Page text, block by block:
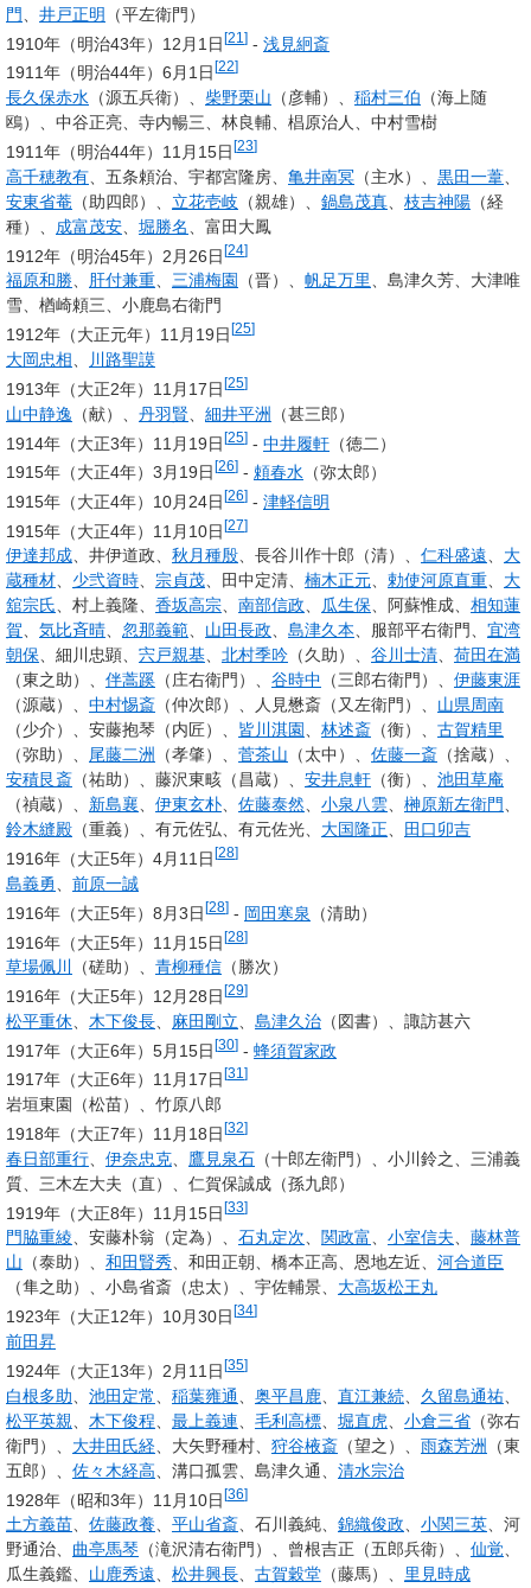
門
井戸正明
（平左衛門）
1910年（明治43年）12月1日[21 ] - 浅見絅斎
1911年（明治44年）6月1日 [22]
長久保赤水 （源五兵衛）、 柴野栗山 （彦輔）、 稲村三伯 （海上随
鴎）、中谷正亮、寺内暢三、林良輔、椙原治人、中村雪樹
1911年（明治44年）11月15日[23]
高千穂教有 、五条頼治、宇都宮隆房、 亀井南冥 （主水）、 黒田一葦
安東省菴 （助四郎）、 立花壱岐 （親雄）、 鍋島茂真 枝吉神陽 （経
種）、 成富茂安 堀勝名
、富田大鳳
1912年（明治45年）2月26日[24]
福原和勝、 肝付兼重、 三浦梅園 （晋）、 帆足万里、島津久芳、大津唯
雪、楢崎頼三、小鹿島右衛門
1912年（大正元年）11月19日 [25]
大岡忠相
川路聖謨
1913年（大正2年）11月17日[25]
山中静逸 （献）、 丹羽賢 細井平洲 （甚三郎）
1914年（大正3年）11月19日[25] - 中井履軒 （徳二）
1915年（大正4年）3月19日 [26] - 頼春水 （弥太郎）
1915年（大正4年）10月24日[26] - 津軽信明
1915年（大正4年）11月10日[27]
伊達邦成 、井伊道政、 秋月種殷 、長谷川作十郎（清）、 仁科盛遠
大
蔵種材
少弐資時 宗貞茂 、田中定清、 楠木正元 勅使河原直重
大
舘宗氏 、村上義隆、 香坂高宗 南部信政 瓜生保 、阿蘇惟成、 相知蓮
賀
気比斉晴 忽那義範 山田長政 島津久本 、服部平右衛門、 宜湾
朝保 、細川忠顕、 宍戸親基 北村季吟 （久助）、 谷川士清
荷田在満
（東之助）、 伴蒿蹊 （庄右衛門）、 谷時中 （三郎右衛門）、 伊藤東涯
（源蔵）、 中村惕斎 （仲次郎）、人見懋斎（又左衛門）、 山県周南
（少介）、安藤抱琴（内匠）、 皆川淇園 林述斎 （衡）、 古賀精里
（弥助）、 尾藤二洲 （孝肇）、 菅茶山 （太中）、 佐藤一斎 （捨蔵）、
安積艮斎 （祐助）、藤沢東畡（昌蔵）、 安井息軒 （衡）、 池田草庵
（禎蔵）、 新島襄 伊東玄朴 佐藤泰然 小泉八雲 榊原新左衛門
鈴木縫殿 （重義）、有元佐弘、有元佐光、 大国隆正
田口卯吉
1916年（大正5年）4月11日 [28]
島義勇
前原一誠
1916年（大正5年）8月3日[28] - 岡田寒泉
（清助）
1916年（大正5年）11月15日[28]
草場佩川 （磋助）、 青柳種信 （勝次）
1916年（大正5年）12月28日 [29]
松平重休 木下俊長 麻田剛立 島津久治 （図書）、諏訪甚六
1917年（大正6年）5月15日[30] - 蜂須賀家政
1917年（大正6年）11月17日 [31 ]
岩垣東園（松苗）、竹原八郎
1918年（大正7年）11月18日 [32]
春日部重行 伊奈忠克 鷹見泉石 （十郎左衛門）、小川鈴之、三浦義
質、三木左大夫（直）、仁賀保誠成（孫九郎）
1919年（大正8年）11月15日[33]
門脇重綾、安藤朴翁（定為）、 石丸定次、 関政富、 小室信夫、 藤林普
山 （泰助）、 和田賢秀、和田正朝、橋本正高、恩地左近、 河合道臣
（隼之助）、小島省斎（忠太）、宇佐輔景、 大高坂松王丸
1923年（大正12年）10月30日 [34]
前田昇
1924年（大正13年）2月11日 [35]
白根多助 池田定常 稲葉雍通 奥平昌鹿 直江兼続 久留島通祐
松平英親
木下俊程 最上義連 毛利高標 堀直虎 小倉三省 （弥右
衛門）、 大井田氏経 、大矢野種村、 狩谷棭斎 （望之）、 雨森芳洲
（東
五郎）、 佐々木経高 、溝口孤雲、島津久通、 清水宗治
1928年（昭和3年）11月10日[36]
土方義苗、 佐藤政養、 平山省斎、石川義純、 錦織俊政、 小関三英、河
野通治、 曲亭馬琴 （滝沢清右衛門）、曾根吉正（五郎兵衛）、 仙覚、
瓜生義鑑、 山鹿秀遠、 松井興長、 古賀穀堂 （藤馬）、 里見時成